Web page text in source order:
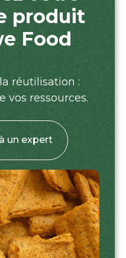
produit
Food
réutilisation :
vos ressources.
un expert